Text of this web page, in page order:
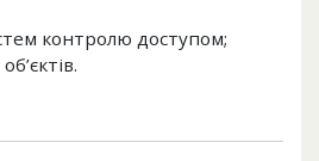
контролю доступом;